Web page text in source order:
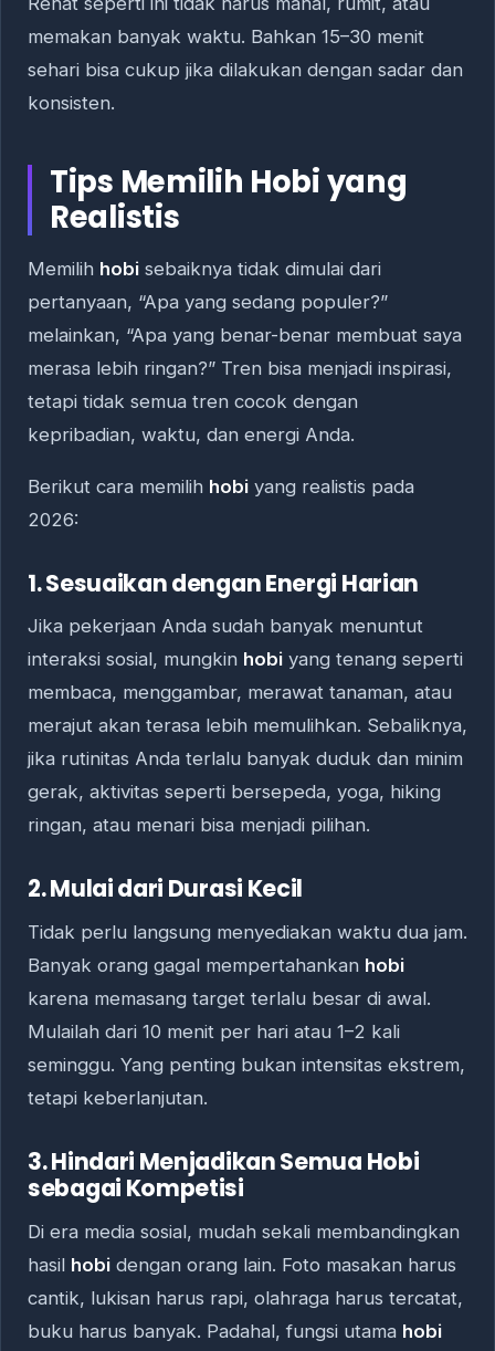
memakan banyak waktu. Bahkan 15–30 menit
sehari bisa cukup jika dilakukan dengan sadar dan
konsisten.
Tips Memilih Hobi yang
Realistis
Memilih hobi sebaiknya tidak dimulai dari
pertanyaan, “Apa yang sedang populer?”
melainkan, “Apa yang benar-benar membuat saya
merasa lebih ringan?” Tren bisa menjadi inspirasi,
tetapi tidak semua tren cocok dengan
kepribadian, waktu, dan energi Anda.
Berikut cara memilih hobi yang realistis pada
2026:
1. Sesuaikan dengan Energi Harian
Jika pekerjaan Anda sudah banyak menuntut
interaksi sosial, mungkin hobi yang tenang seperti
membaca, menggambar, merawat tanaman, atau
merajut akan terasa lebih memulihkan. Sebaliknya,
jika rutinitas Anda terlalu banyak duduk dan minim
gerak, aktivitas seperti bersepeda, yoga, hiking
ringan, atau menari bisa menjadi pilihan.
2. Mulai dari Durasi Kecil
Tidak perlu langsung menyediakan waktu dua jam.
Banyak orang gagal mempertahankan hobi
karena memasang target terlalu besar di awal.
Mulailah dari 10 menit per hari atau 1–2 kali
seminggu. Yang penting bukan intensitas ekstrem,
tetapi keberlanjutan.
3. Hindari Menjadikan Semua Hobi
sebagai Kompetisi
Di era media sosial, mudah sekali membandingkan
hasil hobi dengan orang lain. Foto masakan harus
cantik, lukisan harus rapi, olahraga harus tercatat,
buku harus banyak. Padahal, fungsi utama hobi